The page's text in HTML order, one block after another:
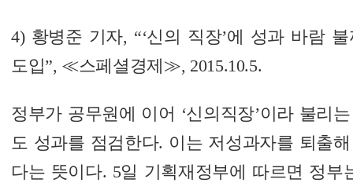
4) 황병준 기자, “‘신의 직장’에 성과 바람
도입”, ≪스페셜경제≫, 2015.10.5.
정부가 공무원에 이어 ‘신의직장’이라 불리
도 성과를 점검한다. 이는 저성과자를 퇴출
다는 뜻이다. 5일 기획재정부에 따르면 정부